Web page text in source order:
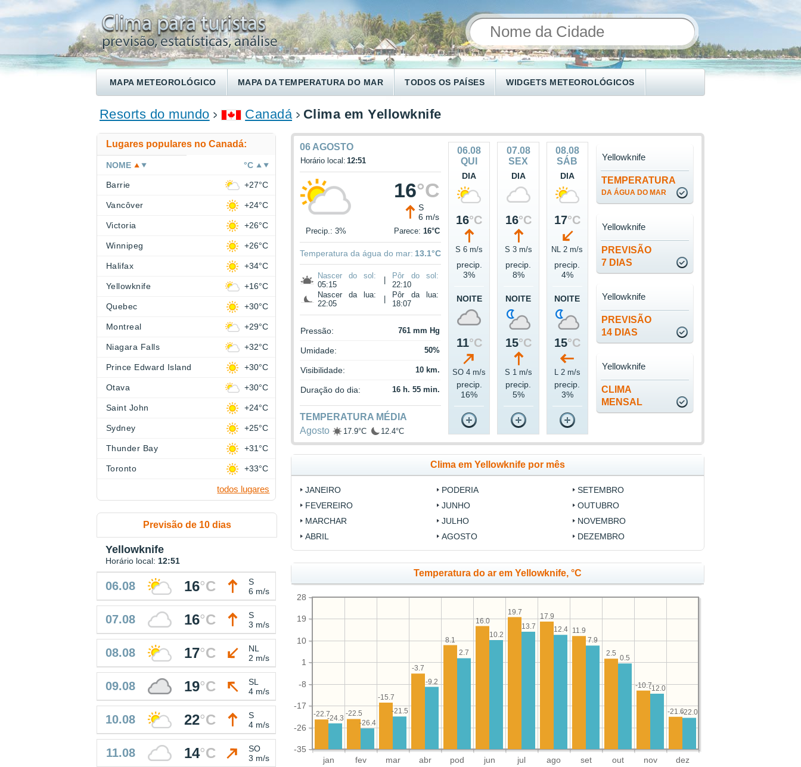
MAPA METEOROLÓGICO MAPA DA TEMPERATURA DO MAR TODOS OS PAÍSES WIDGETS METEOROLÓGICOS
ENCONTRE UM HOTEL
Resorts do mundo Canadá Clima em Yellowknife
06 AGOSTO
Horário local: 12:51
16°C
S
6 m/s
Precip.: 3% Parece:16°C
Temperatura da água do mar: 13.1°C
Nascer do sol:
05:15
Pôr do sol:
22:10
Nascer da lua:
22:05
Pôr da lua:
18:07
Pressão: 761 mm Hg
Umidade: 50%
Visibilidade: 10 km.
Duração do dia: 16 h. 55 min.
TEMPERATURA MÉDIA
Agosto
17.9°C 12.4°C
06.08
QUI
DIA
16°C
S 6 m/s
precip.
3%
NOITE
11°C
SO 4 m/s
precip.
16%
07.08
SEX
DIA
16°C
S 3 m/s
precip.
8%
NOITE
15°C
S 1 m/s
precip.
5%
08.08
SÁB
DIA
17°C
NL 2 m/s
precip.
4%
NOITE
15°C
L 2 m/s
precip.
3%
TEMPERATURA
DA ÁGUA DO MAR
Yellowknife
PREVISÃO
7 DIAS
Yellowknife
PREVISÃO
14 DIAS
Yellowknife
CLIMA
MENSAL
Yellowknife
Clima em Yellowknife por mês
JANEIRO
FEVEREIRO
MARCHAR
ABRIL
PODERIA
JUNHO
JULHO
AGOSTO
SETEMBRO
OUTUBRO
NOVEMBRO
DEZEMBRO
Temperatura do ar em Yellowknife, °C
jan fev mar abr pod jun jul ago set out nov dez
-35
-26
-17
-8
1
10
19
28
-21.6
-10.7
2.5
11.9
17.9
19.7
16.0
8.1
-3.7
-15.7
-22.5
-22.7 -22.0
-12.0
0.5
7.9
12.4
13.7
10.2
2.7
-9.2
-21.5
-26.4
-24.3
Lugares populares no Canadá:
NOME °C
Barrie +27°C
Vancôver +24°C
Victoria +26°C
Winnipeg +26°C
Halifax +34°C
Yellowknife +16°C
Quebec +30°C
Montreal +29°C
Niagara Falls +32°C
Prince Edward Island +30°C
Otava +30°C
Saint John +24°C
Sydney +25°C
Thunder Bay +31°C
Toronto +33°C
todos lugares
Previsão de 10 dias
Yellowknife
Horário local: 12:51
06.08 16°C
S
6 m/s
07.08 16°C
S
3 m/s
08.08 17°C
NL
2 m/s
09.08 19°C
SL
4 m/s
10.08 22°C
S
4 m/s
11.08 14°C
SO
3 m/s